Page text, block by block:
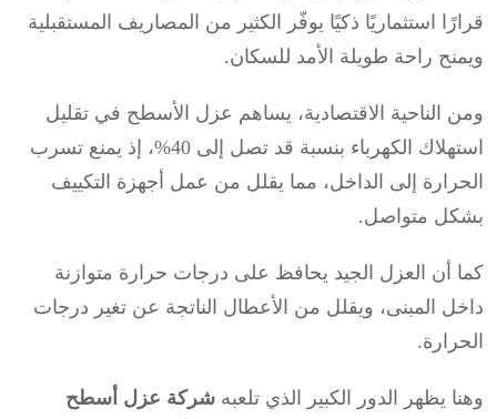
قرارًا استثماريًا ذكيًا يوفّر الكثير من المصاريف المستقبلية
ويمنح راحة طويلة الأمد للسكان.
ومن الناحية الاقتصادية، يساهم عزل الأسطح في تقليل
استهلاك الكهرباء بنسبة قد تصل إلى 40%، إذ يمنع تسرب
الحرارة إلى الداخل، مما يقلل من عمل أجهزة التكييف
بشكل متواصل.
كما أن العزل الجيد يحافظ على درجات حرارة متوازنة
داخل المبنى، ويقلل من الأعطال الناتجة عن تغير درجات
الحرارة.
وهنا يظهر الدور الكبير الذي تلعبه شركة عزل أسطح